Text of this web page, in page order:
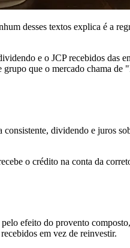
desses textos explica é a
e o JCP recebidos das
que o mercado chama de
dividendo e juros
o crédito na conta da
efeito do provento
em vez de reinvestir.